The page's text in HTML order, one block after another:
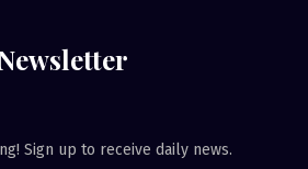
Sign up to receive daily news.